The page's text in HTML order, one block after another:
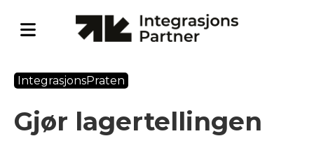
IntegrasjonsPraten
Gjør lagertellingen